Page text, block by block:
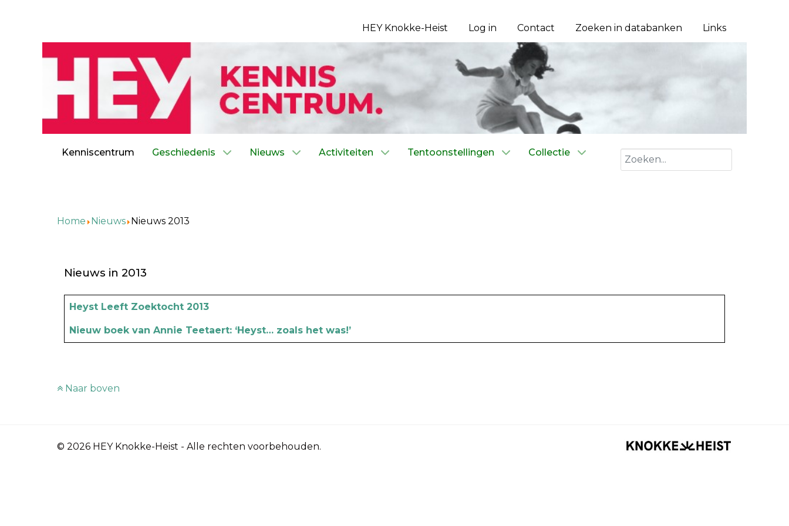
HEY Knokke-Heist Log in Contact Zoeken in databanken Links
Kenniscentrum Geschiedenis Nieuws Activiteiten Tentoonstellingen Collectie Zoeken
Home Nieuws Nieuws 2013
Nieuws in 2013
Artikels
Titel
Heyst Leeft Zoektocht 2013
Nieuw boek van Annie Teetaert: ‘Heyst… zoals het was!’
Naar boven
© 2026 HEY Knokke-Heist - Alle rechten voorbehouden.